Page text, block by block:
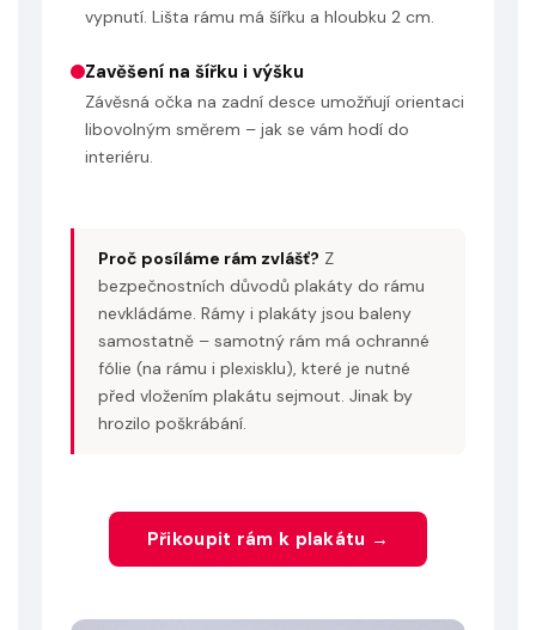
vypnutí. Lišta rámu má šířku a hloubku 2 cm.
Zavěšení na šířku i výšku
Závěsná očka na zadní desce umožňují orientaci
libovolným směrem – jak se vám hodí do
interiéru.
Proč posíláme rám zvlášť? Z
bezpečnostních důvodů plakáty do rámu
nevkládáme. Rámy i plakáty jsou baleny
samostatně – samotný rám má ochranné
fólie (na rámu i plexisklu), které je nutné
před vložením plakátu sejmout. Jinak by
hrozilo poškrábání.
Přikoupit rám k plakátu →